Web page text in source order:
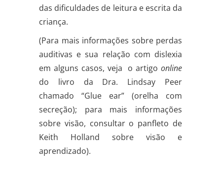
das dificuldades de leitura e escrita da
criança.
(Para mais informações sobre perdas
auditivas e sua relação com dislexia
em alguns casos, veja o artigo online
do livro da Dra. Lindsay Peer
chamado “Glue ear” (orelha com
secreção); para mais informações
sobre visão, consultar o panfleto de
Keith Holland sobre visão e
aprendizado).